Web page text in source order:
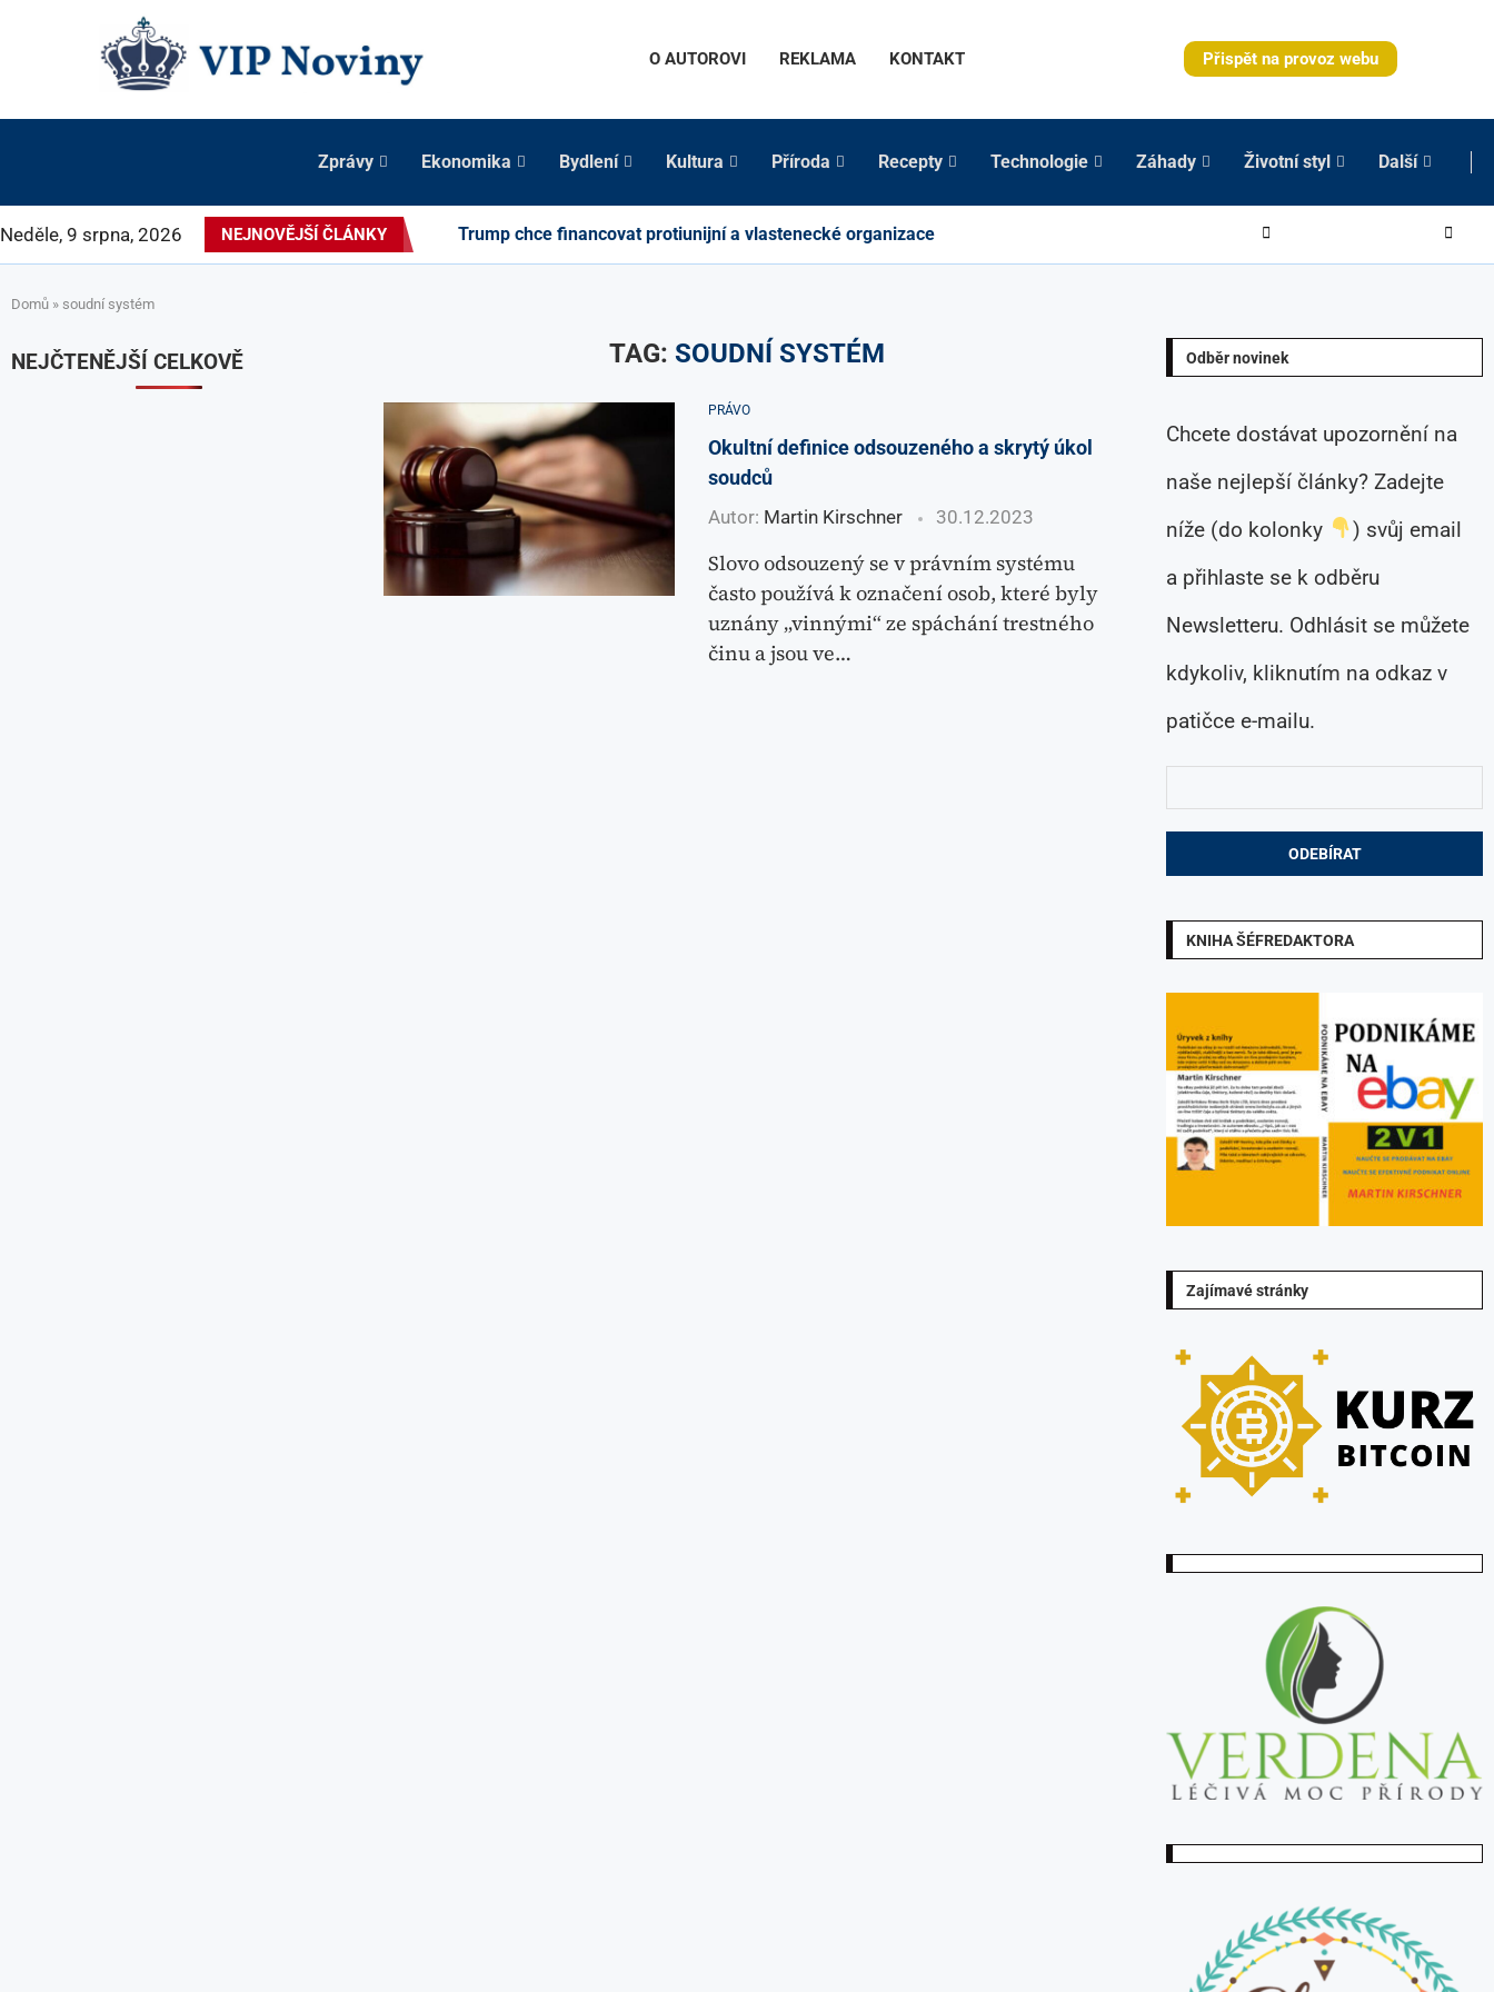
O AUTOROVI REKLAMA KONTAKT Přispět na provoz webu
Zprávy Ekonomika Bydlení Kultura Příroda Recepty Technologie Záhady Životní styl Další
Neděle, 9 srpna, 2026 NEJNOVĚJŠÍ ČLÁNKY Trump chce financovat protiunijní a vlastenecké organizace
Domů » soudní systém
TAG: SOUDNÍ SYSTÉM
PRÁVO
Okultní definice odsouzeného a skrytý úkol
soudců
Autor: Martin Kirschner 30.12.2023
Slovo odsouzený se v právním systému
často používá k označení osob, které byly
uznány „vinnými“ ze spáchání trestného
činu a jsou ve…
Odběr novinek
Chcete dostávat upozornění na
naše nejlepší články? Zadejte
níže (do kolonky
) svůj email
a přihlaste se k odběru
Newsletteru. Odhlásit se můžete
kdykoliv, kliknutím na odkaz v
patičce e-mailu.
KNIHA ŠÉFREDAKTORA
Zajímavé stránky
NEJČTENĚJŠÍ CELKOVĚ